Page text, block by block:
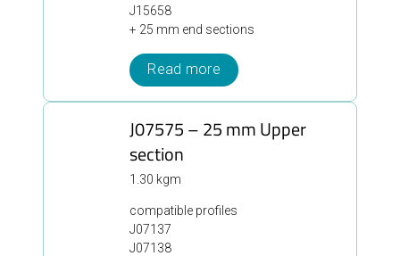
J15658
+ 25 mm end sections
Read more
J07575 – 25 mm Upper
section
1.30 kgm
compatible profiles
J07137
J07138